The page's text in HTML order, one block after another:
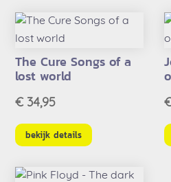
The Cure Songs of a
lost world
€ 34,95
bekijk details